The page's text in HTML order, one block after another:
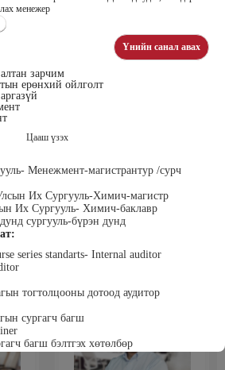
менежер
Үнийн санал авах
зарчим
ерөнхий ойлголт
Цааш үзэх
Менежмент-магистрантур /сурч
Их Сургууль-Химич-магистр
Их Сургууль- Химич-баклавр
сургууль-бүрэн дунд
series standarts- Internal auditor
тогтолцооны дотоод аудитор
сургагч багш
багш бэлтгэх хөтөлбөр
ийн
Бээжин Солонгоо
гүйцэтгэх захирал, Манлайллын
Болор Үйлсийн Үндэс ТББ-ийн